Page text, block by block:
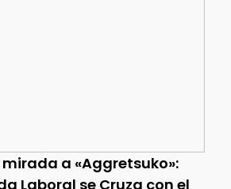
a «Aggretsuko»:
Laboral se Cruza con el